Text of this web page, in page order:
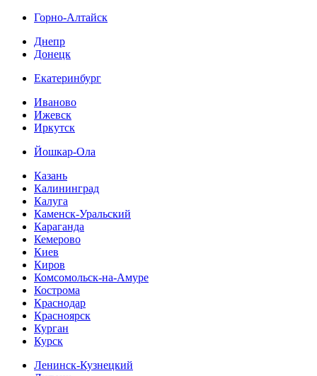
Горно-Алтайск
Днепр
Донецк
Екатеринбург
Иваново
Ижевск
Иркутск
Йошкар-Ола
Казань
Калининград
Калуга
Каменск-Уральский
Караганда
Кемерово
Киев
Киров
Комсомольск-на-Амуре
Кострома
Краснодар
Красноярск
Курган
Курск
Ленинск-Кузнецкий